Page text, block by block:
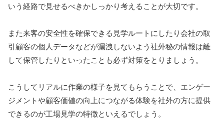
いう経路で見せるべきかしっかり考えることが大切です。
また来客の安全性を確保できる見学ルートにしたり会社の取
引顧客の個人データなどが漏洩しないよう社外秘の情報は離
して保管したりといったことも必ず対策をとりましょう。
こうしてリアルに作業の様子を見てもらうことで、エンゲー
ジメントや顧客価値の向上につながる体験を社外の方に提供
できるのが工場見学の特徴といえるでしょう。